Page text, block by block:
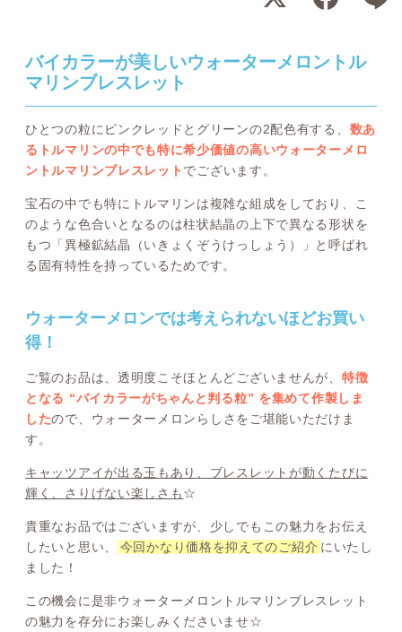
バイカラーが美しいウォーターメロントル
マリンブレスレット
ひとつの粒にピンクレッドとグリーンの2配色有する、 数あ
るトルマリンの中でも特に希少価値の高いウォーターメロ
ントルマリンブレスレット でございます。
宝石の中でも特にトルマリンは複雑な組成をしており、こ
のような色合いとなるのは柱状結晶の上下で異なる形状を
もつ「異極鉱結晶（いきょくぞうけっしょう）」と呼ばれ
る固有特性を持っているためです。
ウォーターメロンでは考えられないほどお買い
得！
ご覧のお品は、透明度こそほとんどございませんが、 特徴
となる “バイカラーがちゃんと判る粒” を集めて作製しま
したので、ウォーターメロンらしさをご堪能いただけま
す。
キャッツアイが出る玉もあり、ブレスレットが動くたびに
輝く、さりげない楽しさも☆
貴重なお品ではございますが、少しでもこの魅力をお伝え
したいと思い、
今回かなり価格を抑えてのご紹介 にいたし
ました！
この機会に是非ウォーターメロントルマリンブレスレット
の魅力を存分にお楽しみくださいませ☆